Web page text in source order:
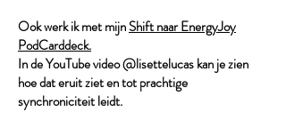
Ook werk ik met mijnShift naar EnergyJoy
PodCarddeck.
In de YouTube video @lisettelucas kan je zien
hoe dat eruit ziet en tot prachtige
synchroniciteit leidt.